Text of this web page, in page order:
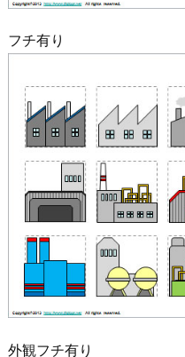
フチ有り
外観フチ有り